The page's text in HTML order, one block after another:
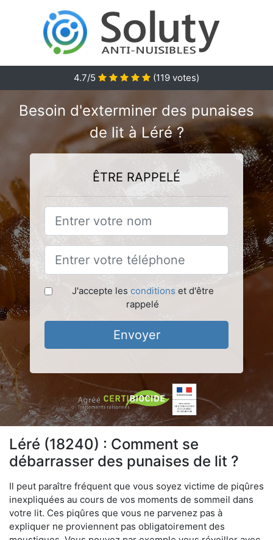
4.7/5 (119 votes)
Besoin d'exterminer des punaises
de lit à Léré ?
ÊTRE RAPPELÉ
J'accepte les conditions et d'être
rappelé
Envoyer
Léré (18240) : Comment se
débarrasser des punaises de lit ?
Il peut paraître fréquent que vous soyez victime de piqûres
inexpliquées au cours de vos moments de sommeil dans
votre lit. Ces piqûres que vous ne parvenez pas à
expliquer ne proviennent pas obligatoirement des